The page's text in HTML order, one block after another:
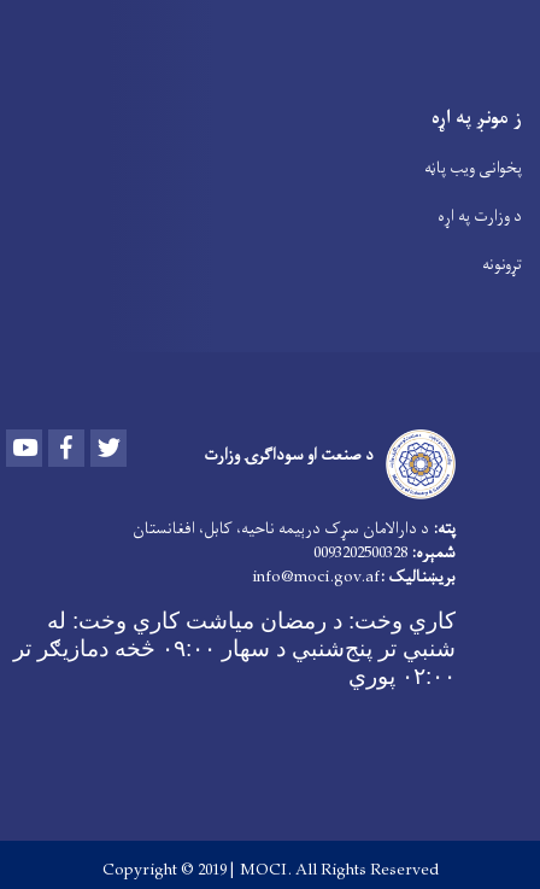
ز مونږ په اړه
پخوانی ویب پاڼه
د وزارت په اړه
تړونونه
د صنعت او سوداګرۍ وزارت Youtube Facebook
پته: د دارالامان سړک درېیمه ناحیه، کابل، افغانستان
شمېره:
بریښنالیک :info@moci.gov.af
کاري وخت: د رمضان میاشت کاري وخت: له
شنبي تر پنج‌شنبي د سهار ۰۹:۰۰ څخه دمازیګر تر
۰۲:۰۰ پوري
Copyright © 2019 | MOCI. All Rights Reserved